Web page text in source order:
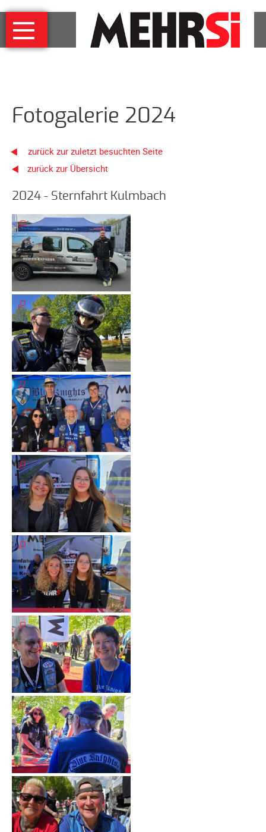
Navigation
überspringen
MEHRSi
Wer
Interview
Prominente
MEHRSi
Unterstützen
Spendenkonto
Förderer
werden
Fördererdaten
ändern
Gewerbliche
Förderer
Flyer
+
Infokarte
Achte
auf
Motorradfahrer
Merchandise
Aktionen
Info/Presse
Unterfahrschutz
Unterfahrschutz
-
Erfolge
Unterfahrschutz
-
Technik
Unterfahrschutz
-
Kompatibilität
Unterfahrschutz
-
mit
in
Absenkung
Streckensicherung
Meldeformular
Flex.
Fotogalerie 2024
zurück zur zuletzt besuchten Seite
zurück zur Übersicht
2024 - Sternfahrt Kulmbach